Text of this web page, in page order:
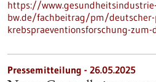
https://www.gesundheitsindustrie-
bw.de/fachbeitrag/pm/deutscher-
krebspraeventionsforschung-
Pressemitteilung - 26.05.2025